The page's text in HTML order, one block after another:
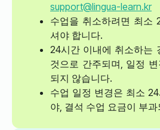
support@lingua-learn.kr
수업을 취소하려면 최소
셔야 합니다.
24시간 이내에 취소하는
것으로 간주되며, 일정
되지 않습니다.
수업 일정 변경은 최소
야, 결석 수업 요금이 부